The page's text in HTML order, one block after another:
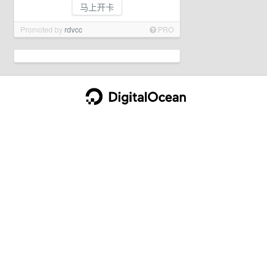
马上开卡
Promoted by rdvcc PRO